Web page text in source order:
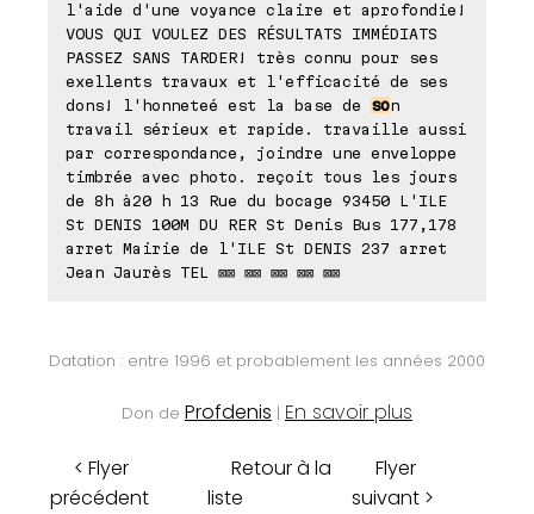
l'aide d'une voyance claire et aprofondie!
VOUS QUI VOULEZ DES RÉSULTATS IMMÉDIATS
PASSEZ SANS TARDER! très connu pour ses
exellents travaux et l'efficacité de ses
dons! l'honneteé est la base de son
travail sérieux et rapide. travaille aussi
par correspondance, joindre une enveloppe
timbrée avec photo. reçoit tous les jours
de 8h à20 h 13 Rue du bocage 93450 L'ILE
St DENIS 100M DU RER St Denis Bus 177,178
arret Mairie de l'ILE St DENIS 237 arret
Jean Jaurès TEL ⊠⊠ ⊠⊠ ⊠⊠ ⊠⊠ ⊠⊠
Datation : entre 1996 et probablement les années 2000
Don de Profdenis | En savoir plus
< Flyer
précédent
Retour à la
liste
Flyer
suivant >